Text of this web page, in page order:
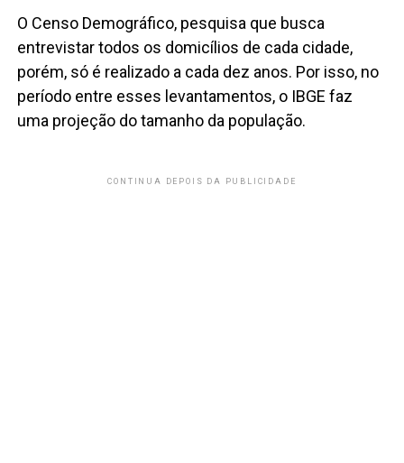
O Censo Demográfico, pesquisa que busca
entrevistar todos os domicílios de cada cidade,
porém, só é realizado a cada dez anos. Por isso, no
período entre esses levantamentos, o IBGE faz
uma projeção do tamanho da população.
CONTINUA DEPOIS DA PUBLICIDADE